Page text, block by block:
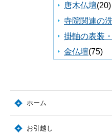
唐木仏壇(20)
寺院関連の
掛軸の表装
金仏壇(75)
ホーム
お引越し